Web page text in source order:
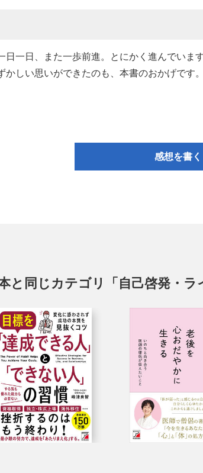
日一日、また一歩前進。とにかく進んでい
かしい思いができたのも、本書のおかげで
感想を書く
と同じカテゴリ「自己啓発・